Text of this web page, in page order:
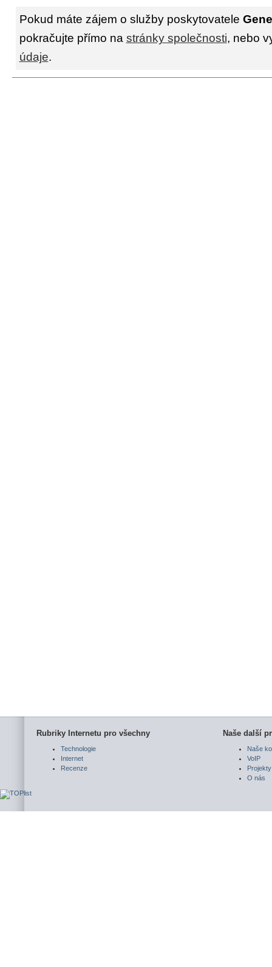
Pokud máte zájem o služby poskytovatele
pokračujte přímo na stránky společnosti, nebo
údaje.
Rubriky Internetu pro všechny
Technologie
Internet
Recenze
Naše další
Naše
VoIP
Projekty
O nás